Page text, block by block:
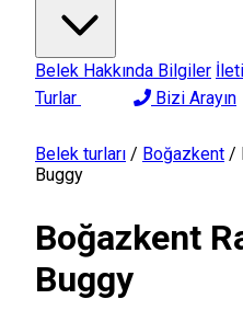
Belek Hakkında Bilgiler
Turlar
Bizi Arayın
Belek turları / Boğazkent /
Buggy
Boğazkent
Buggy